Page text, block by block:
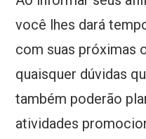
você lhes dará
com suas próximas
quaisquer dúvidas
também poderão
atividades